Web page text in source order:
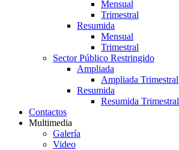
Mensual
Trimestral
Resumida
Mensual
Trimestral
Sector Público Restringido
Ampliada
Ampliada Trimestral
Resumida
Resumida Trimestral
Contactos
Multimedia
Galería
Video